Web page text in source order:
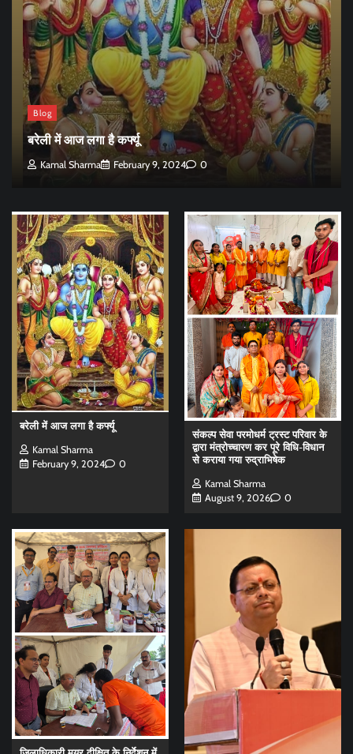
Blog
बरेली में आज लगा है कर्फ्यू
Kamal Sharma February 9, 2024 0
बरेली में आज लगा है कर्फ्यू
Kamal Sharma
February 9, 2024
0
संकल्प सेवा परमोधर्म ट्रस्ट परिवार के
द्वारा मंत्रोच्चारण कर पूरे विधि-विधान
से कराया गया रुद्राभिषेक
Kamal Sharma
August 9, 2026
0